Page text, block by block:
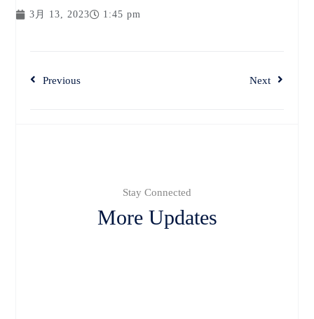
3月 13, 2023 1:45 pm
Previous Next
Stay Connected
More Updates